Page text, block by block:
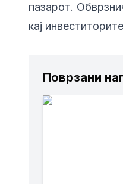
пазарот.
кај
Поврзани